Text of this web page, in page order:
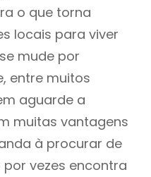
o que torna
locais para viver
mude por
entre muitos
aguarde a
muitas vantagens
à procurar de
vezes encontra